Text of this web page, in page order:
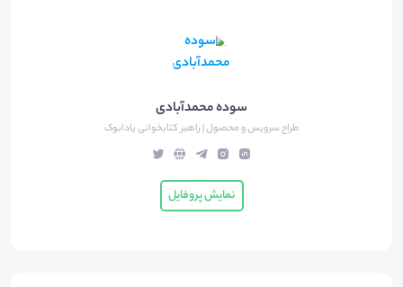
سوده محمدآبادی
طراح سرویس و محصول |‌ راهبر کتابخوانی یادابوک
نمایش پروفایل